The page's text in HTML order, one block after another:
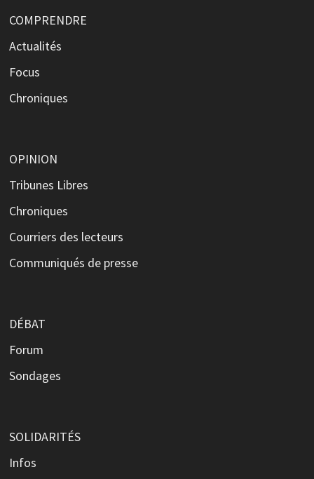
COMPRENDRE
Actualités
Focus
Chroniques
OPINION
Tribunes Libres
Chroniques
Courriers des lecteurs
Communiqués de presse
DÉBAT
Forum
Sondages
SOLIDARITÉS
Infos